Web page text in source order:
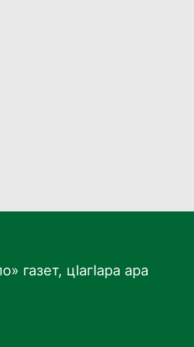
газет, цӀагӀара ара